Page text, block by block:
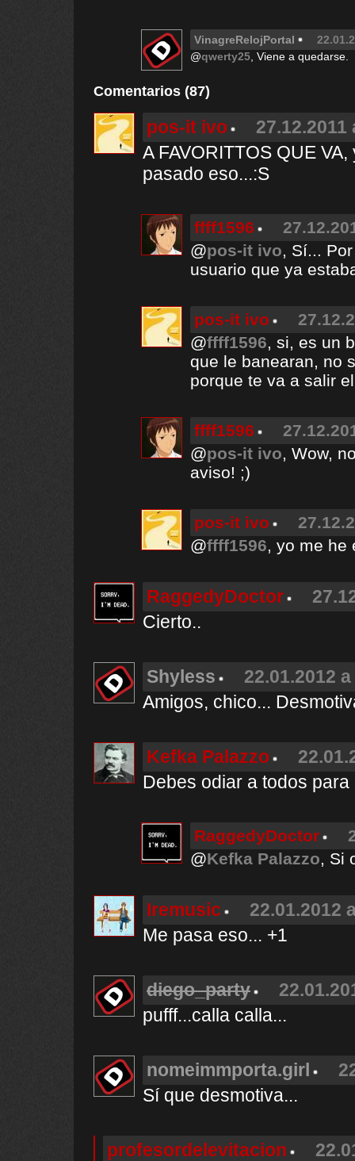
VinagreRelojPortal
@qwerty25 , Viene a quedarse.
Comentarios (87)
pos-it ivo
27.12.2011
A FAVORITTOS QUE
pasado eso...:S
ffff1596
@pos-it ivo, Sí...
usuario que ya
pos-it ivo
@ffff1596, si, es un
que le banearan, no
porque te va a salir
ffff1596
@pos-it ivo, Wow,
aviso! ;)
pos-it ivo
@ffff1596, yo me he
RaggedyDoctor
Cierto..
Shyless
22.01.2012
Amigos, chico...
Kefka Palazzo
Debes odiar a todos
RaggedyDoctor
@Kefka Palazzo, Si
Iremusic
22.01.2012
Me pasa eso... +1
diego_party
pufff...calla calla...
nomeimmporta.girl
Sí que desmotiva...
profesordelevitacion